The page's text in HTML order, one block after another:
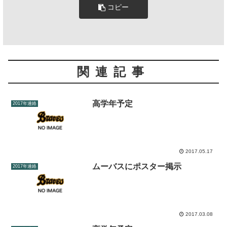
コピー
関連記事
2017年連絡 高学年予定
2017.05.17
2017年連絡 ムーバスにポスター掲示
2017.03.08